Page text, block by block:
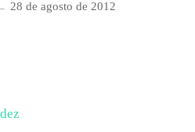
28 de agosto de 2012